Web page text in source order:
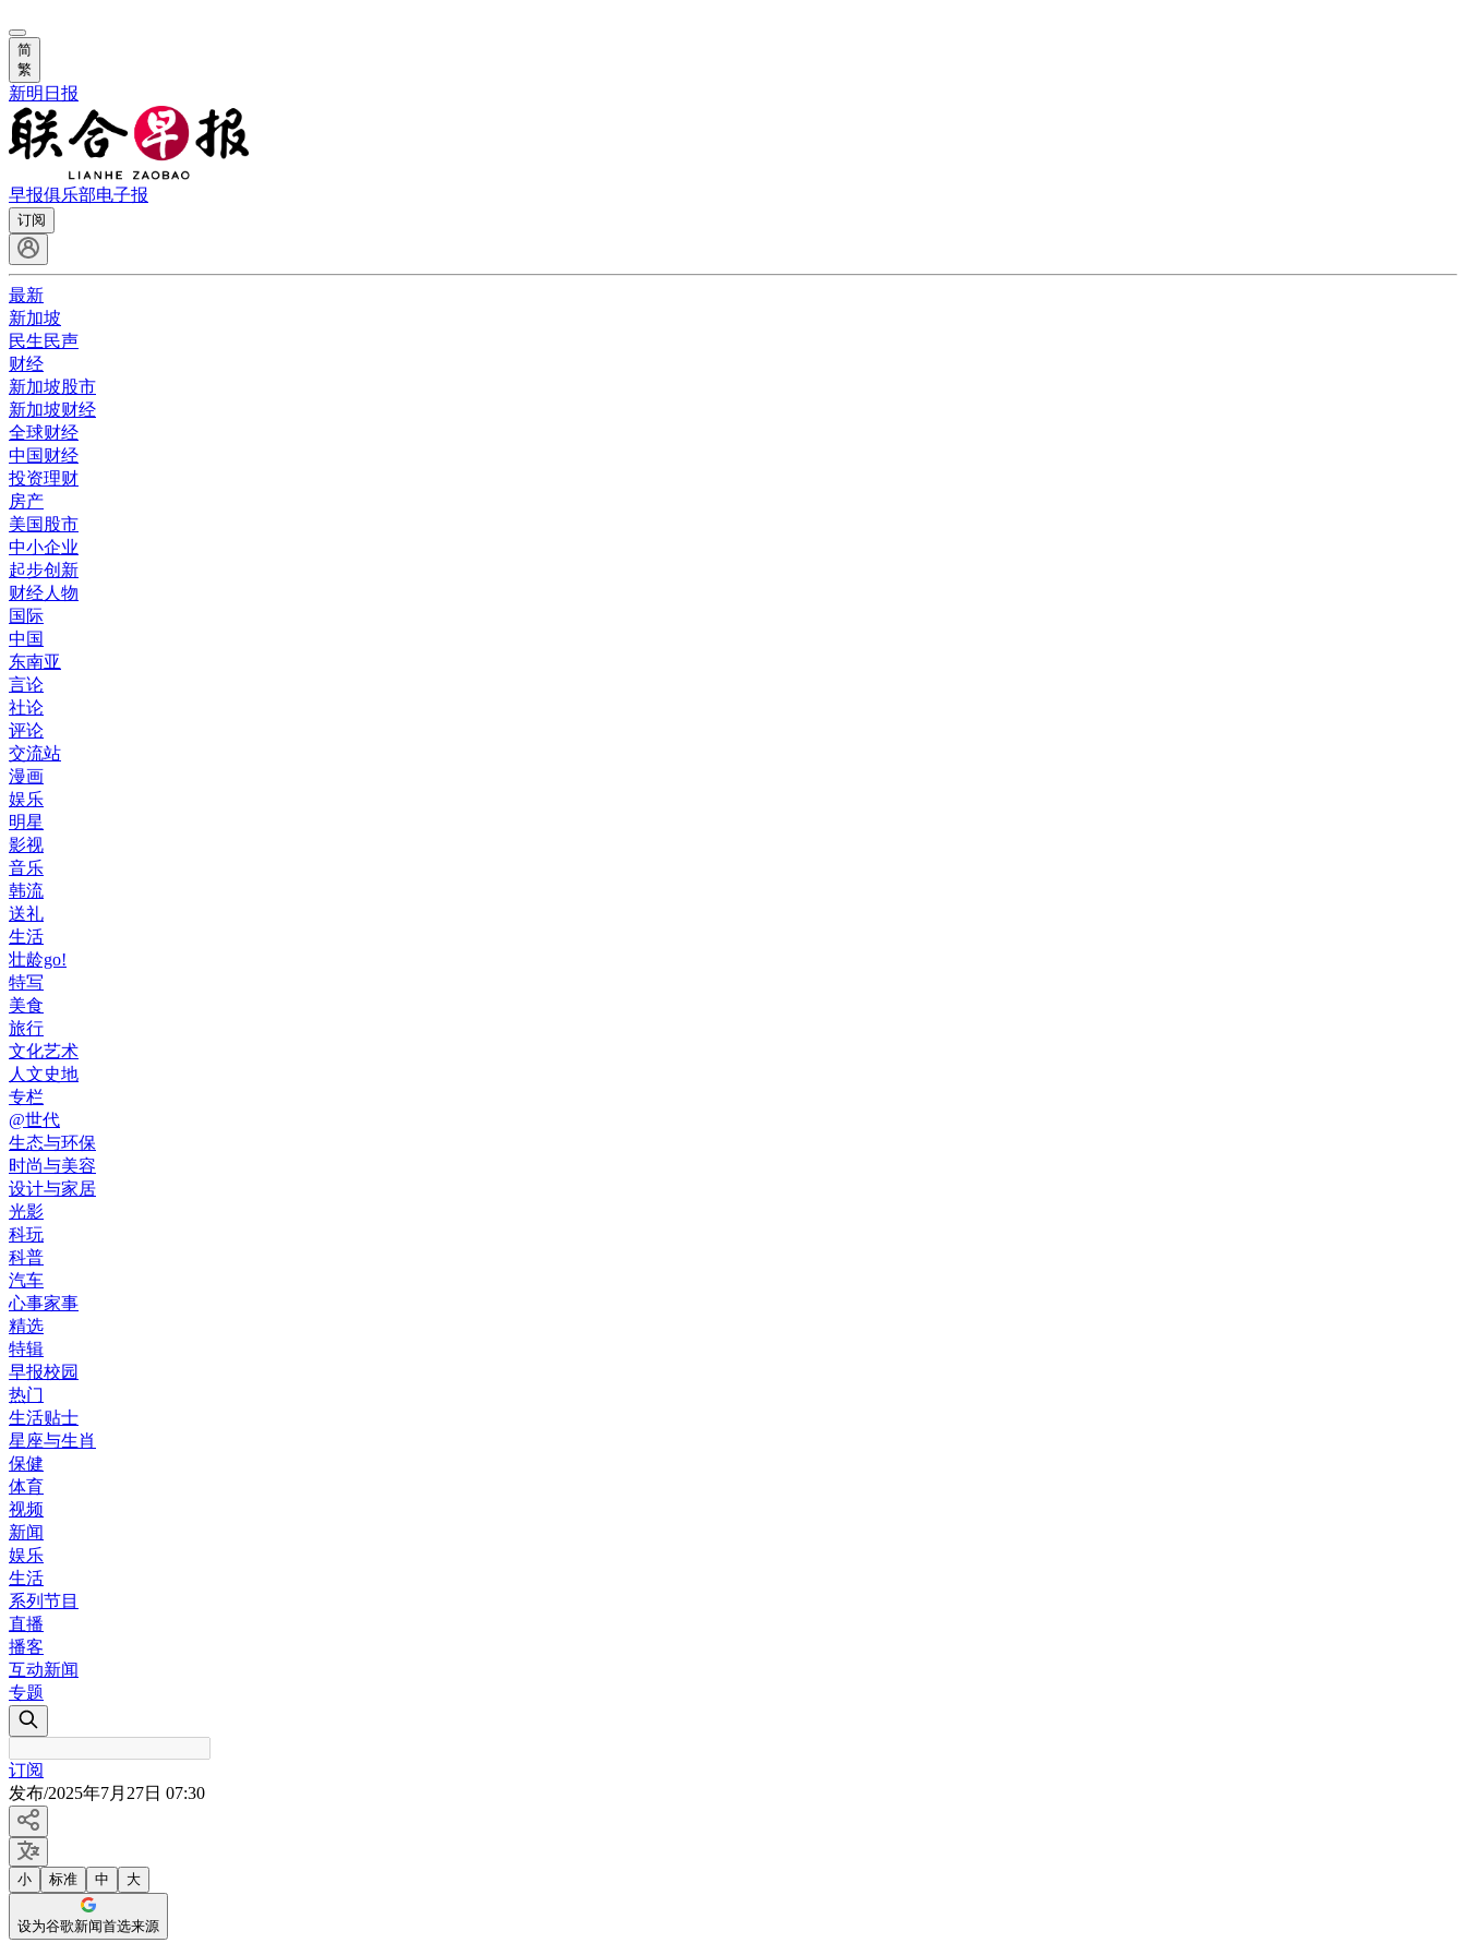
简
繁
新明日报
早报俱乐部电子报
订阅
最新
新加坡
民生民声
财经
新加坡股市
新加坡财经
全球财经
中国财经
投资理财
房产
美国股市
中小企业
起步创新
财经人物
国际
中国
东南亚
言论
社论
评论
交流站
漫画
娱乐
明星
影视
音乐
韩流
送礼
生活
壮龄go!
特写
美食
旅行
文化艺术
人文史地
专栏
@世代
生态与环保
时尚与美容
设计与家居
光影
科玩
科普
汽车
心事家事
精选
特辑
早报校园
热门
生活贴士
星座与生肖
保健
体育
视频
新闻
娱乐
生活
系列节目
直播
播客
互动新闻
专题
订阅
发布/2025年7月27日 07:30
小 标准 中 大
设为谷歌新闻首选来源